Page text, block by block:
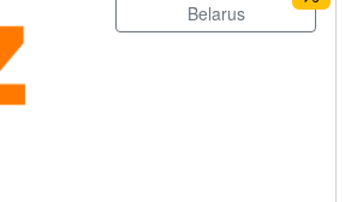
Belarus